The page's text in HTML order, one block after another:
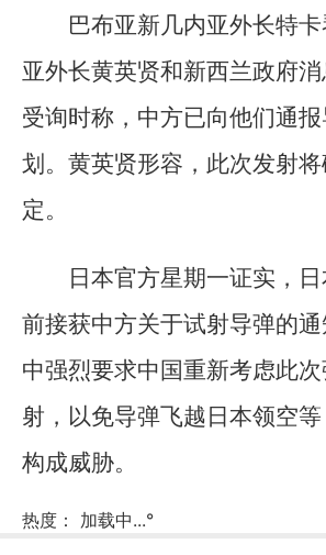
巴布亚新几内亚外长特卡
亚外长黄英贤和新西兰政府
受询时称，中方已向他们通
划。黄英贤形容，此次发射
定。
日本官方星期一证实，
前接获中方关于试射导弹的
中强烈要求中国重新考虑此
射，以免导弹飞越日本领空
构成威胁。
热度： 加载中...°